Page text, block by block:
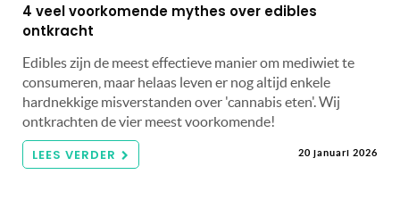
4 veel voorkomende mythes over edibles
ontkracht
Edibles zijn de meest effectieve manier om mediwiet te
consumeren, maar helaas leven er nog altijd enkele
hardnekkige misverstanden over 'cannabis eten'. Wij
ontkrachten de vier meest voorkomende!
LEES VERDER 20 januari 2026